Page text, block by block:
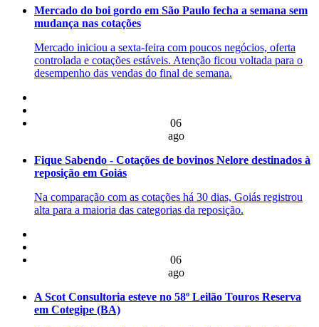
Mercado do boi gordo em São Paulo fecha a semana sem
mudança nas cotações
Mercado iniciou a sexta-feira com poucos negócios, oferta
controlada e cotações estáveis. Atenção ficou voltada para o
desempenho das vendas do final de semana.
06
ago
Fique Sabendo - Cotações de bovinos Nelore destinados à
reposição em Goiás
Na comparação com as cotações há 30 dias, Goiás registrou
alta para a maioria das categorias da reposição.
06
ago
A Scot Consultoria esteve no 58º Leilão Touros Reserva
em Cotegipe (BA)